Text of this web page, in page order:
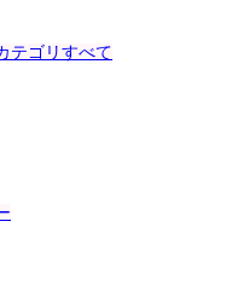
テゴリすべて